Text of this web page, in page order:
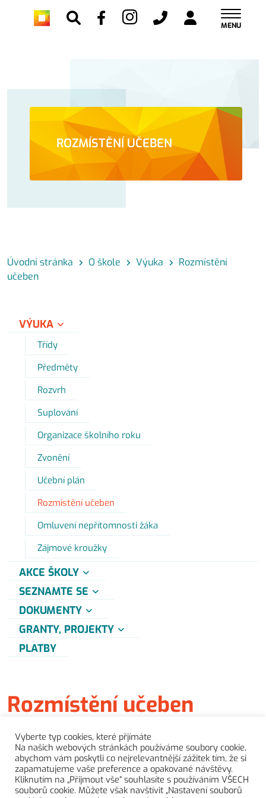
MENU
ROZMÍSTĚNÍ UČEBEN
Úvodní stránka O škole Výuka
Rozmístění
učeben
VÝUKA
Třídy
Předměty
Rozvrh
Suplování
Organizace školního roku
Zvonění
Učební plán
Rozmístění učeben
Omluvení nepřítomnosti žáka
Zájmové kroužky
AKCE ŠKOLY
SEZNAMTE SE
DOKUMENTY
GRANTY, PROJEKTY
PLATBY
Rozmístění učeben
Rozmisteni-kmenovych-a-odbornych-uceben-
2025_26
Stáhnout
Vyberte typ cookies, které přjímáte
Na našich webových stránkách používáme soubory cookie,
abychom vám poskytli co nejrelevantnější zážitek tím, že si
zapamatujeme vaše preference a opakované návštěvy.
Kliknutím na „Přijmout vše“ souhlasíte s používáním VŠECH
souborů cookie. Můžete však navštívit „Nastavení souborů